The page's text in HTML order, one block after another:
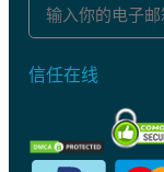
信任在线